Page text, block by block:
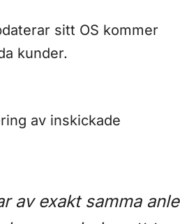
sitt OS kommer
kunder.
av inskickade
av exakt samma